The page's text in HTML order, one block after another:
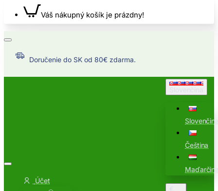
Váš nákupný košík je prázdny!
Doručenie do SK od 80€ zdarma.
Účet
Čeština